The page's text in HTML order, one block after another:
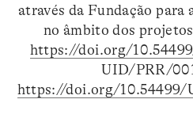
através da Fundação para
no âmbito dos
https://doi.org/
UID/PRR/
https://doi.org/10.54499/